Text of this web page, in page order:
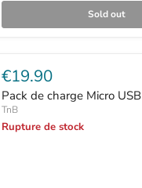
Sold out
Current
price
€19.90
Pack de charge Micro USB
TnB
Rupture de stock